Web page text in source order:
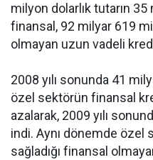
milyon dolarlık tutarın
finansal, 92 milyar 619
olmayan uzun vadeli
2008 yılı sonunda 41
özel sektörün finansal
azalarak, 2009 yılı
indi. Aynı dönemde özel
sağladığı finansal